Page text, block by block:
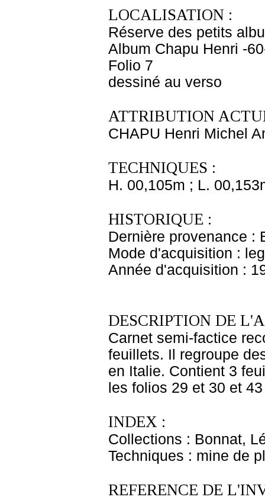
LOCALISATION :
Réserve des petits
Album Chapu Henri -
Folio 7
dessiné au verso
ATTRIBUTION
CHAPU Henri Michel
TECHNIQUES :
H. 00,105m ; L.
HISTORIQUE :
Dernière provenance :
Mode d'acquisition :
Année d'acquisition :
DESCRIPTION DE
Carnet semi-factice
feuillets. Il regroupe
en Italie. Contient 3
les folios 29 et 30 et
INDEX :
Collections : Bonnat,
Techniques : mine de
REFERENCE DE